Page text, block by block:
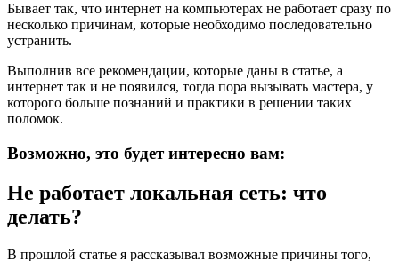
Бывает так, что интернет на компьютерах не работает сразу по
несколько причинам, которые необходимо последовательно
устранить.
Выполнив все рекомендации, которые даны в статье, а
интернет так и не появился, тогда пора вызывать мастера, у
которого больше познаний и практики в решении таких
поломок.
Возможно, это будет интересно вам:
Не работает локальная сеть: что
делать?
В прошлой статье я рассказывал возможные причины того,